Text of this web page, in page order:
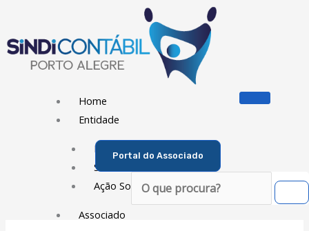
conteúdo
Home
Entidade
Diretoria
Sede Social
Ação Social
Associado
Portal do Associado
Pesquisar